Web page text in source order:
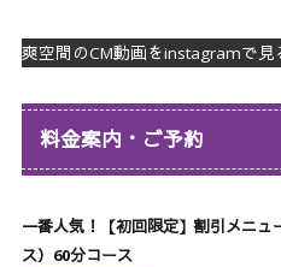
爽空間のCM動画をinstagramで見
料金案内・ご予約
一番人気！【初回限定】割引メニ
ス）60分コース